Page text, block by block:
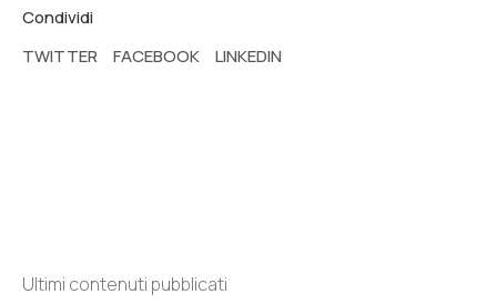
Condividi
TWITTER
FACEBOOK LINKEDIN
Ultimi contenuti pubblicati